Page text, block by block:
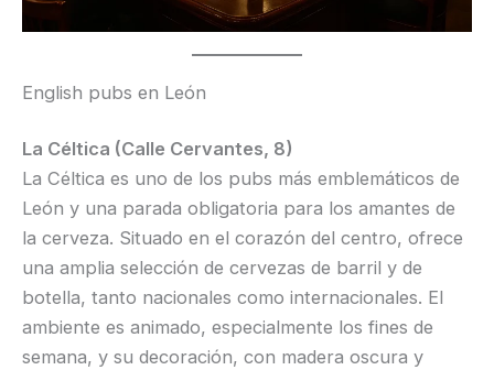
English pubs en León
La Céltica (Calle Cervantes, 8)
La Céltica es uno de los pubs más emblemáticos de
León y una parada obligatoria para los amantes de
la cerveza. Situado en el corazón del centro, ofrece
una amplia selección de cervezas de barril y de
botella, tanto nacionales como internacionales. El
ambiente es animado, especialmente los fines de
semana, y su decoración, con madera oscura y